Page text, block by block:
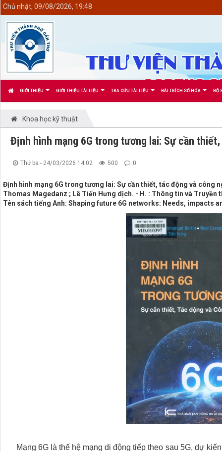
GIỚI THIỆU GIỚI THIỆU TÀI LIỆU TRA CỨU TÀI LIỆU BÀI TRÍCH SỐ HÓA BỘ
Chủ nhật, 09/08/2026, 19:48
Khoa học kỹ thuật
Định hình mạng 6G trong tương lai: Sự cần
Thứ ba - 24/03/2026 14:02 500 0
Định hình mạng 6G trong tương lai: Sự cần thiết, tác động và công
Thomas Magedanz ; Lê Tiến Hưng dịch. - H. : Thông tin và Truyền
Tên sách tiếng Anh: Shaping future 6G networks: Needs, impacts
Mạng 6G là thế hệ mạng di động tiếp theo sau 5G, dự
<